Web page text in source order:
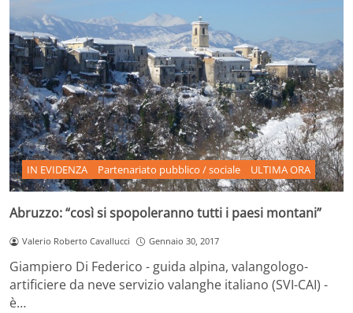
IN EVIDENZA Partenariato pubblico / sociale ULTIMA ORA
Abruzzo: “così si spopoleranno tutti i paesi montani”
Valerio Roberto Cavallucci Gennaio 30, 2017
Giampiero Di Federico - guida alpina, valangologo-
artificiere da neve servizio valanghe italiano (SVI-CAI) -
è…